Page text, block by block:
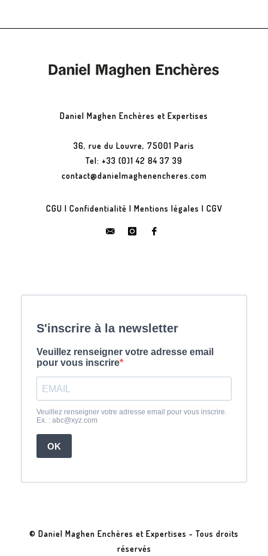
Daniel Maghen Enchères et Expertises
36, rue du Louvre, 75001 Paris
Tel: +33 (0)1 42 84 37 39
contact@danielmaghenencheres.com
CGU | Confidentialité | Mentions légales | CGV
© Daniel Maghen Enchères et Expertises - Tous droits
réservés